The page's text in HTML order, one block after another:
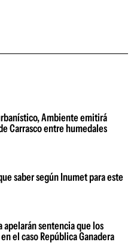
Ambiente emitirá
Carrasco entre humedales
saber según Inumet para este
apelarán sentencia que los
el caso República Ganadera